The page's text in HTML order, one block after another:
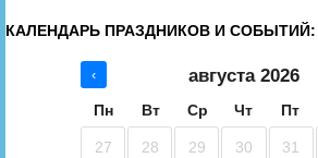
КАЛЕНДАРЬ ПРАЗДНИКОВ И СОБЫТИЙ:
‹ августа 2026
Пн Вт Ср Чт Пт
27 28 29 30 31